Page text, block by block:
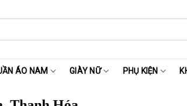
ÁO NAM GIÀY NỮ PHỤ KIỆN